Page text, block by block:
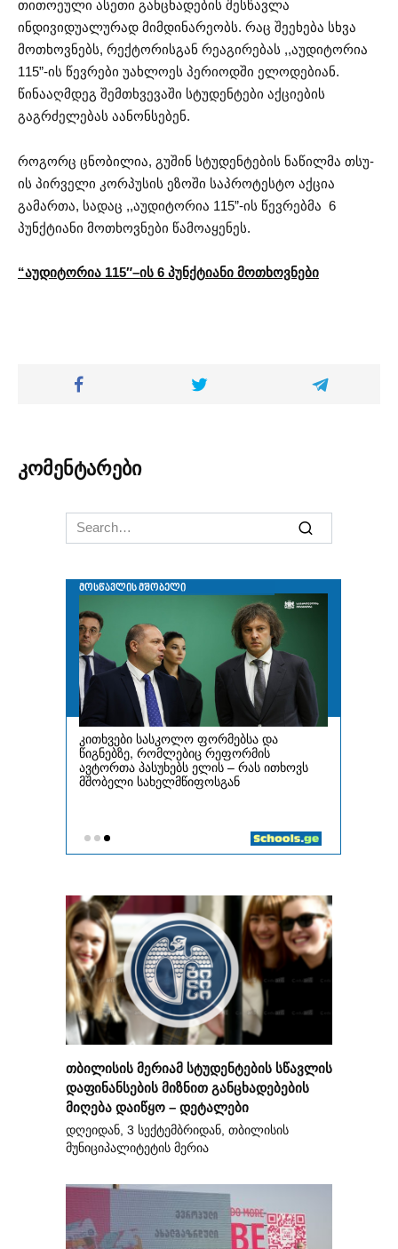
თითოეული ასეთი განცხადების შესწავლა
ინდივიდუალურად მიმდინარეობს. რაც შეეხება სხვა
მოთხოვნებს, რექტორისგან რეაგირებას ,,აუდიტორია
115”-ის წევრები უახლოეს პერიოდში ელოდებიან.
წინააღმდეგ შემთხვევაში სტუდენტები აქციების
გაგრძელებას აანონსებენ.
როგორც ცნობილია, გუშინ სტუდენტების ნაწილმა თსუ-
ის პირველი კორპუსის ეზოში საპროტესტო აქცია
გამართა, სადაც ,,აუდიტორია 115”-ის წევრებმა 6
პუნქტიანი მოთხოვნები წამოაყენეს.
“აუდიტორია 115″–ის 6 პუნქტიანი მოთხოვნები
კომენტარები
Search
for:
თბილისის მერიამ სტუდენტების სწავლის
დაფინანსების მიზნით განცხადებების
მიღება დაიწყო – დეტალები
დღეიდან, 3 სექტემბრიდან, თბილისის
მუნიციპალიტეტის მერია